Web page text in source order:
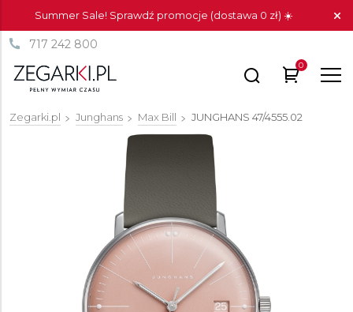
Summer Sale! Sprawdź promocje (dostawa 0 zł) ☀️
717 242 800
0
Zegarki.pl Junghans Max Bill JUNGHANS 47/4555.02